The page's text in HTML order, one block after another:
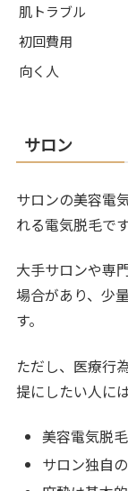
肌トラブル
初回費用
向く人
サロン
サロンの美容電
れる電気脱毛です
大手サロンや専
場合があり、少
す。
ただし、医療行
提にしたい人に
美容電気脱
サロン独自